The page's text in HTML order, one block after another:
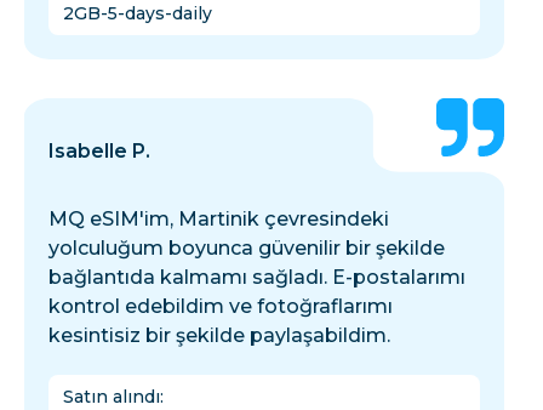
2GB-5-days-daily
Isabelle P.
MQ eSIM'im, Martinik çevresindeki
yolculuğum boyunca güvenilir bir şekilde
bağlantıda kalmamı sağladı. E-postalarımı
kontrol edebildim ve fotoğraflarımı
kesintisiz bir şekilde paylaşabildim.
Satın alındı: